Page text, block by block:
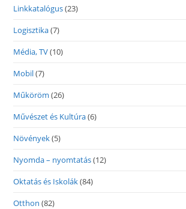
Linkkatalógus(23)
Logisztika(7)
Média, TV(10)
Mobil(7)
Műköröm (26)
Művészet és Kultúra(6)
Növények(5)
Nyomda – nyomtatás(12)
Oktatás és Iskolák(84)
Otthon (82)